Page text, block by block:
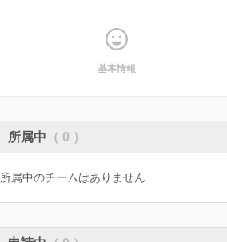
基本情報
所属中 （ 0 ）
所属中のチームはありません